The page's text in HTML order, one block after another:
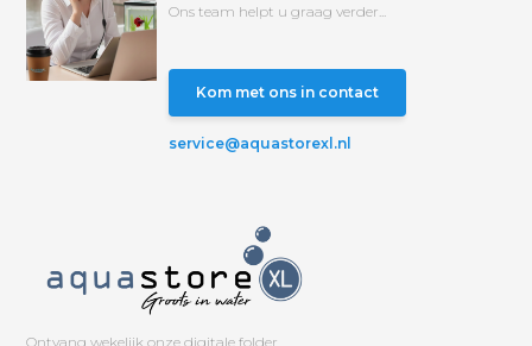
Ons team helpt u graag verder...
Kom met ons in contact
service@aquastorexl.nl
Ontvang wekelijk onze digitale folder